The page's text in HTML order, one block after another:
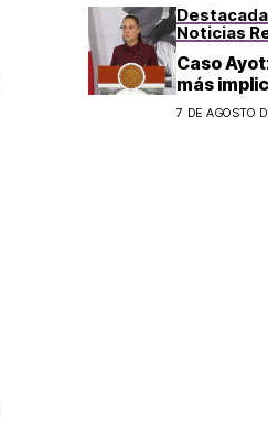
Noticias
Caso
más
sobre
7 DE AGOSTO